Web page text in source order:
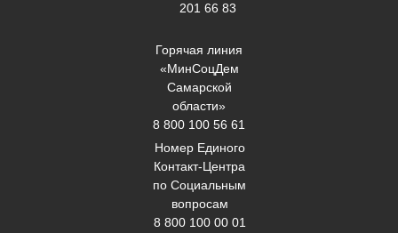
201 66 83
Горячая линия
«МинСоцДем
Самарской
области»
8 800 100 56 61
Номер Единого
Контакт-Центра
по Социальным
вопросам
8 800 100 00 01